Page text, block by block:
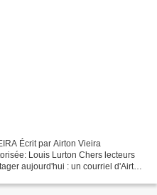
Écrit par Airton Vieira
Louis Lurton Chers lecteurs
aujourd'hui : un courriel d'Airton